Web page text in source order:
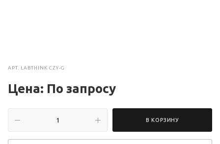
АРТ. LABTHINK CZY-G
Цена: По запросу
В КОРЗИНУ